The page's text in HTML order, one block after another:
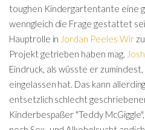
toughen Kindergartentante eine
wenngleich die Frage gestattet
Hauptrolle in Jordan Peeles Wir
Projekt getrieben haben mag.
Eindruck, als wüsste er
eingelassen hat. Das kann
entsetzlich schlecht
Kinderbespaßer "Teddy